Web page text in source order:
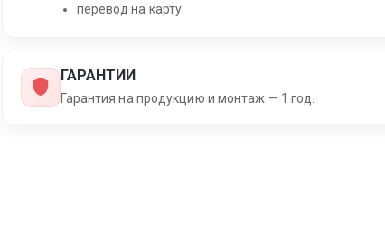
перевод на карту.
ГАРАНТИИ
Гарантия на продукцию и монтаж — 1 год.